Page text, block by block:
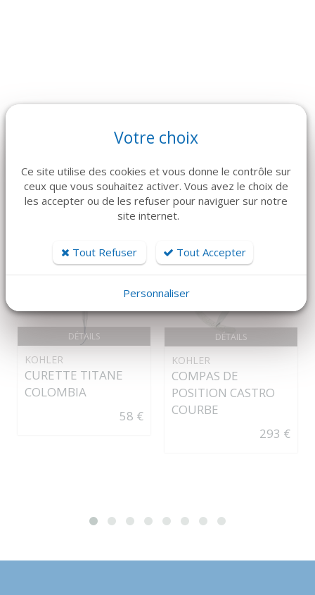
ARTICLES CONNEXES
Dans la même famille de produits, découvrez également ces
produits plébiscités par nos clients
DÉTAILS
KOHLER
CURETTE TITANE
COLOMBIA
58 €
DÉTAILS
KOHLER
COMPAS DE
POSITION CASTRO
COURBE
293 €
Votre choix
Ce site utilise des cookies et vous donne le contrôle sur
ceux que vous souhaitez activer. Vous avez le choix de
les accepter ou de les refuser pour naviguer sur notre
site internet.
Tout Refuser Tout Accepter
Personnaliser